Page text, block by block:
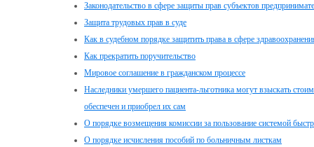
Законодательство в сфере защиты прав субъектов
Защита трудовых прав в суде
Как в судебном порядке защитить права в сфере
Как прекратить поручительство
Мировое соглашение в гражданском процессе
Наследники умершего пациента-льготника могут взыскать
обеспечен и приобрел их сам
О порядке возмещения комиссии за пользование системой
О порядке исчисления пособий по больничным листкам